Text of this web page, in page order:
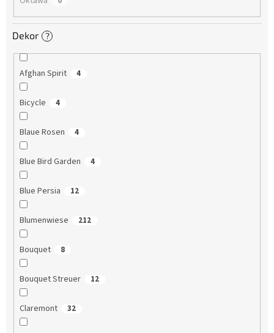
Dekor ?
Afghan Spirit 4
Bicycle 4
Blaue Rosen 4
Blue Bird Garden 4
Blue Persia 12
Blumenwiese 212
Bouquet 8
Bouquet Streuer 12
Claremont 32